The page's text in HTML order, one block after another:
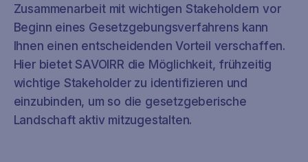
Zusammenarbeit mit wichtigen Stakeholdern vor
Beginn eines Gesetzgebungsverfahrens kann
Ihnen einen entscheidenden Vorteil verschaffen.
Hier bietet SAVOIRR die Möglichkeit, frühzeitig
wichtige Stakeholder zu identifizieren und
einzubinden, um so die gesetzgeberische
Landschaft aktiv mitzugestalten.